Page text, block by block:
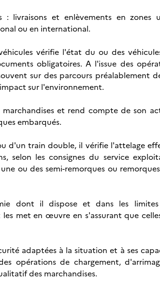
livraisons et enlèvements en zones
ou en international.
vérifie l'état du ou des
obligatoires. A l'issue des
sur des parcours préalablement
sur l'environnement.
et rend compte de son
embarqués.
d'un train double, il vérifie l'attelage
selon les consignes du service
ou des semi-remorques ou
dont il dispose et dans les
met en œuvre en s'assurant que
adaptées à la situation et à ses
opérations de chargement,
des marchandises.